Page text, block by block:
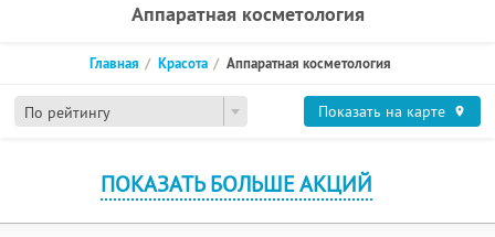
Аппаратная косметология
По рейтингу
Главная Красота Аппаратная косметология
Показать на карте
ПОКАЗАТЬ БОЛЬШЕ АКЦИЙ